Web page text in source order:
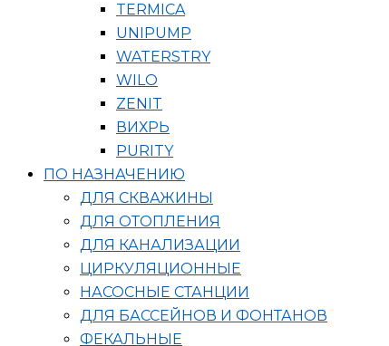
TERMICA
UNIPUMP
WATERSTRY
WILO
ZENIT
ВИХРЬ
PURITY
ПО НАЗНАЧЕНИЮ
ДЛЯ СКВАЖИНЫ
ДЛЯ ОТОПЛЕНИЯ
ДЛЯ КАНАЛИЗАЦИИ
ЦИРКУЛЯЦИОННЫЕ
НАСОСНЫЕ СТАНЦИИ
ДЛЯ БАССЕЙНОВ И ФОНТАНОВ
ФЕКАЛЬНЫЕ